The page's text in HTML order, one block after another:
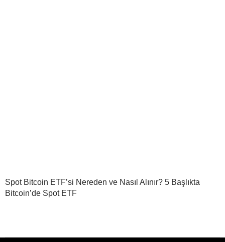
Spot Bitcoin ETF’si Nereden ve Nasıl Alınır? 5 Başlıkta
Bitcoin’de Spot ETF